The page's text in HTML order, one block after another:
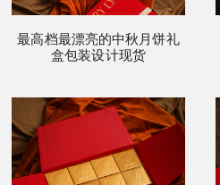
最高档最漂亮的中秋月饼礼
盒包装设计现货